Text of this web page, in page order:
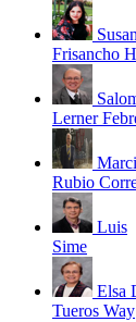
Frisancho
Lerner
Rubio
Luis
Sime
Elsa
Tueros Way